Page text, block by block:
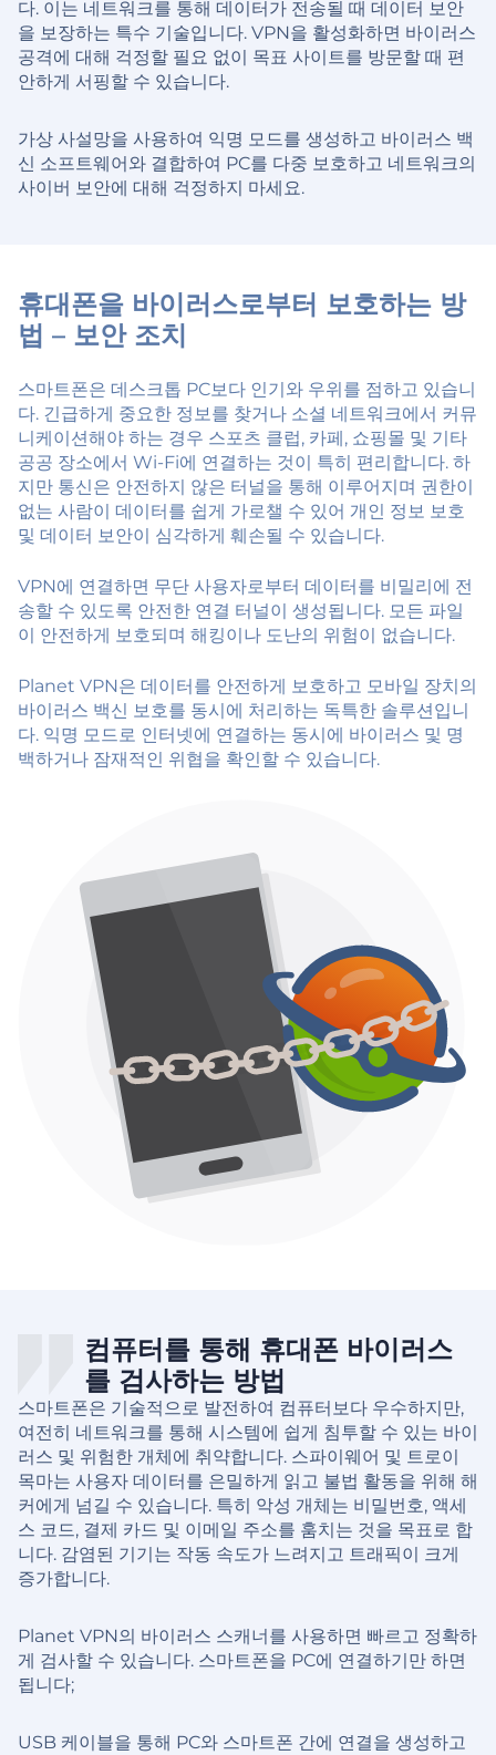
다. 이는 네트워크를 통해 데이터가 전송될 때 데이터 보안
을 보장하는 특수 기술입니다. VPN을 활성화하면 바이러스
공격에 대해 걱정할 필요 없이 목표 사이트를 방문할 때 편
안하게 서핑할 수 있습니다.
가상 사설망을 사용하여 익명 모드를 생성하고 바이러스 백
신 소프트웨어와 결합하여 PC를 다중 보호하고 네트워크의
사이버 보안에 대해 걱정하지 마세요.
휴대폰을 바이러스로부터 보호하는 방
법 – 보안 조치
스마트폰은 데스크톱 PC보다 인기와 우위를 점하고 있습니
다. 긴급하게 중요한 정보를 찾거나 소셜 네트워크에서 커뮤
니케이션해야 하는 경우 스포츠 클럽, 카페, 쇼핑몰 및 기타
공공 장소에서 Wi-Fi에 연결하는 것이 특히 편리합니다. 하
지만 통신은 안전하지 않은 터널을 통해 이루어지며 권한이
없는 사람이 데이터를 쉽게 가로챌 수 있어 개인 정보 보호
및 데이터 보안이 심각하게 훼손될 수 있습니다.
VPN에 연결하면 무단 사용자로부터 데이터를 비밀리에 전
송할 수 있도록 안전한 연결 터널이 생성됩니다. 모든 파일
이 안전하게 보호되며 해킹이나 도난의 위험이 없습니다.
Planet VPN은 데이터를 안전하게 보호하고 모바일 장치의
바이러스 백신 보호를 동시에 처리하는 독특한 솔루션입니
다. 익명 모드로 인터넷에 연결하는 동시에 바이러스 및 명
백하거나 잠재적인 위협을 확인할 수 있습니다.
스마트폰은 기술적으로 발전하여 컴퓨터보다 우수하지만,
여전히 네트워크를 통해 시스템에 쉽게 침투할 수 있는 바이
러스 및 위험한 개체에 취약합니다. 스파이웨어 및 트로이
목마는 사용자 데이터를 은밀하게 읽고 불법 활동을 위해 해
커에게 넘길 수 있습니다. 특히 악성 개체는 비밀번호, 액세
스 코드, 결제 카드 및 이메일 주소를 훔치는 것을 목표로 합
니다. 감염된 기기는 작동 속도가 느려지고 트래픽이 크게
증가합니다.
Planet VPN의 바이러스 스캐너를 사용하면 빠르고 정확하
게 검사할 수 있습니다. 스마트폰을 PC에 연결하기만 하면
됩니다;
USB 케이블을 통해 PC와 스마트폰 간에 연결을 생성하고
컴퓨터를 통해 휴대폰 바이러스
를 검사하는 방법